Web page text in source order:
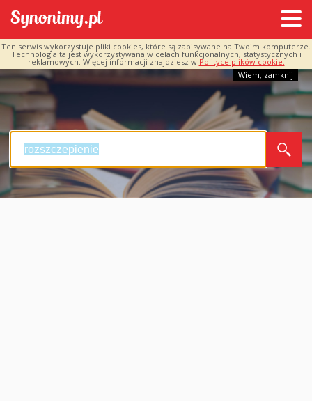
Ten serwis wykorzystuje pliki cookies, które są zapisywane na Twoim komputerze.
Technologia ta jest wykorzystywana w celach funkcjonalnych, statystycznych i
reklamowych. Więcej informacji znajdziesz w Polityce plików cookie.
Wiem, zamknij